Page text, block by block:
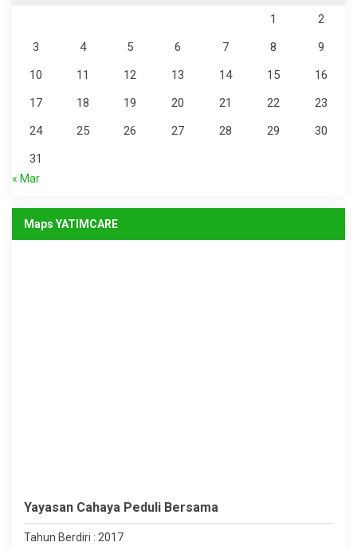
1
2
3
4 5 6 7 8
9
10
11 12 13 14 15
16
17
18 19 20 21 22
23
24
25 26 27 28 29
30
31
« Mar
Maps YATIMCARE
Yayasan Cahaya Peduli Bersama
Tahun Berdiri : 2017